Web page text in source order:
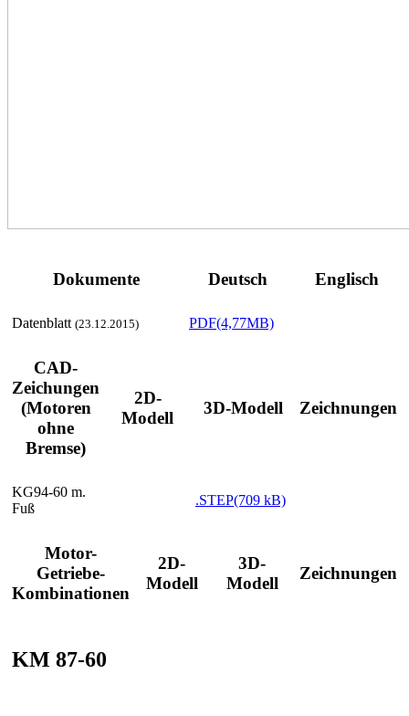
Dokumente Deutsch Englisch
Datenblatt (23.12.2015) PDF(4,77MB)
CAD-
Zeichungen
(Motoren
ohne
Bremse)
2D-
Modell
3D-Modell Zeichnungen
KG94-60 m.
Fuß
.STEP(709 kB)
Motor-
Getriebe-
Kombinationen
2D-
Modell
3D-
Modell
Zeichnungen
KM 87-60